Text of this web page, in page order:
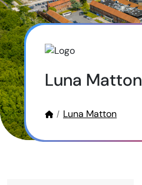
Luna Matton
Luna Matton